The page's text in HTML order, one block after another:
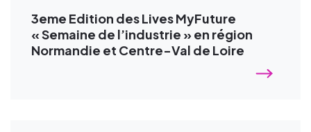
3eme Edition des Lives MyFuture
« Semaine de l’industrie » en région
Normandie et Centre-Val de Loire